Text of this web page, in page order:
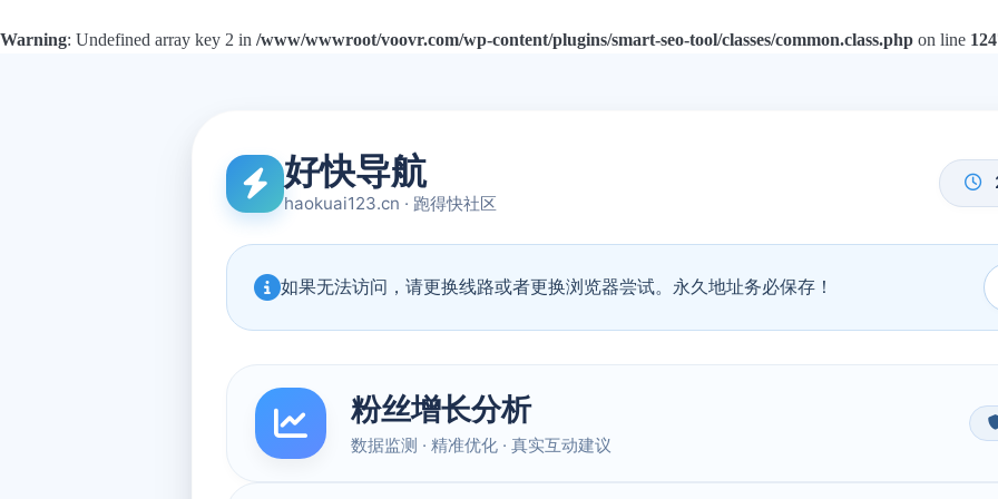
Warning: Undefined array key 2 in /www/wwwroot/voovr.com/wp-content/plugins/smart-seo-tool/classes/common.class.php on line